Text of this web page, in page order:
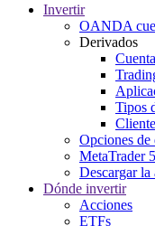
Invertir
OANDA
Derivados
Tipos
Opciones de
MetaTrader 5
Descargar
Dónde invertir
Acciones
ETFs